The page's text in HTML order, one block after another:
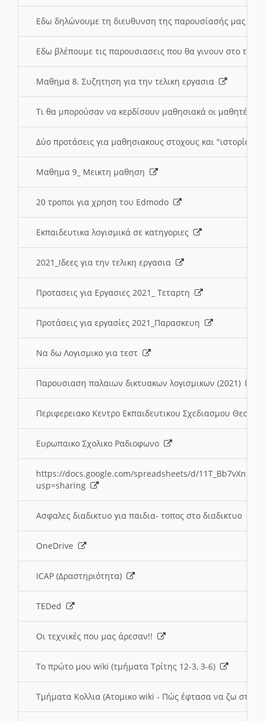
Εδω δηλώνουμε τη διευθυνση της παρουσίασής μας
Εδω βλέπουμε τις παρουσιασεις που θα γινουν στο
Μαθημα 8. Συζητηση για την τελικη εργασια
Τι θα μπορούσαν να κερδίσουν μαθησιακά οι μαθητές/
Δύο προτάσεις για μαθησιακους στοχους και "ιστορία"
Μαθημα 9_ Μεικτη μαθηση
20 τροποι για χρηση του Edmodo
Εκπαιδευτικα λογισμικά σε κατηγοριες
2021_Ιδεες για την τελικη εργασια
Προτασεις για Εργασιες 2021_ Τεταρτη
Προτάσεις για εργασίες 2021_Παρασκευη
Να δω Λογισμικο για τεστ
Παρουσιαση παλαιων δικτυακων λογισμικων (2021)
Περιφερειακο Κεντρο Εκπαιδευτικου Σχεδιασμου
Ευρωπαικο Σχολικο Ραδιοφωνο
https://docs.google.com/spreadsheets/d/
usp=sharing
Ασφαλες διαδικτυο για παιδια- τοπος στο διαδικτυο
OneDrive
ICAP (Δραστηριότητα)
TEDed
Οι τεχνικές που μας άρεσαν!!
Το πρώτο μου wiki (τμήματα Τρίτης 12-3, 3-6)
Τμήματα Κολλια (Ατομικο wiki - Πώς έφτασα να ζω στην